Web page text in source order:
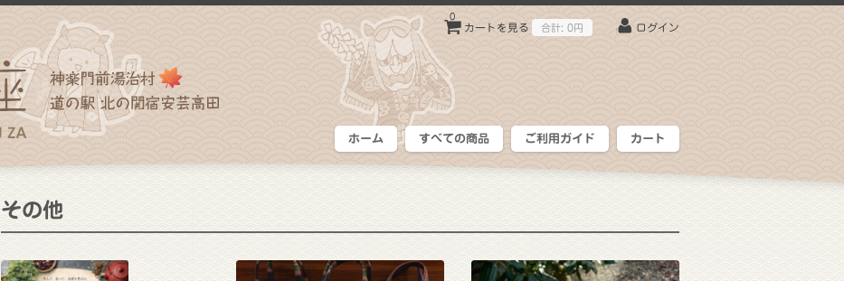
カートを見る
0
合計: 0円 ログイン
ホーム すべての商品 ご利用ガイド カート
その他